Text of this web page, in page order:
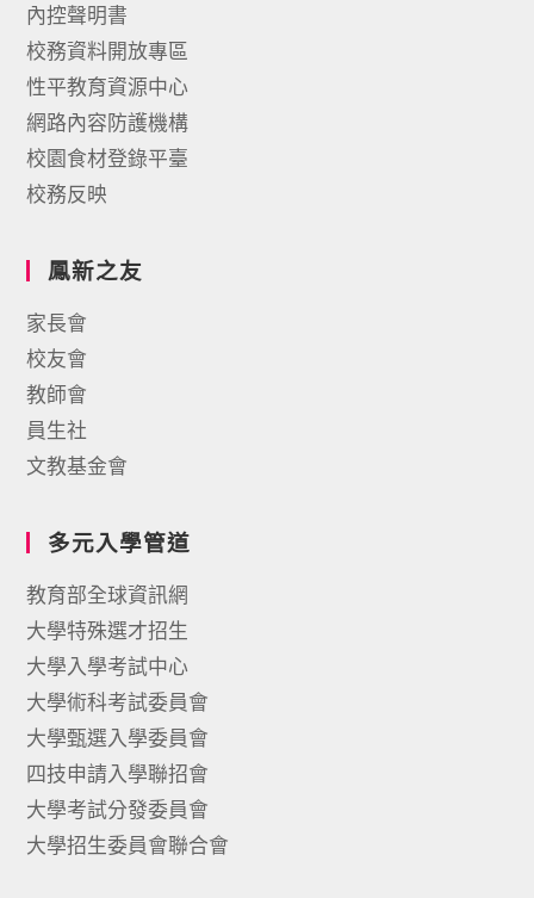
內控聲明書
校務資料開放專區
性平教育資源中心
網路內容防護機構
校園食材登錄平臺
校務反映
鳳新之友
家長會
校友會
教師會
員生社
文教基金會
多元入學管道
教育部全球資訊網
大學特殊選才招生
大學入學考試中心
大學術科考試委員會
大學甄選入學委員會
四技申請入學聯招會
大學考試分發委員會
大學招生委員會聯合會